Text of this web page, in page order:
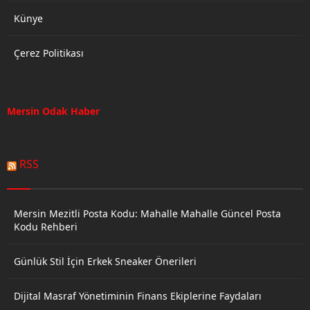
Künye
Çerez Politikası
Mersin Odak Haber
RSS
Mersin Mezitli Posta Kodu: Mahalle Mahalle Güncel Posta
Kodu Rehberi
Günlük Stil İçin Erkek Sneaker Önerileri
Dijital Masraf Yönetiminin Finans Ekiplerine Faydaları